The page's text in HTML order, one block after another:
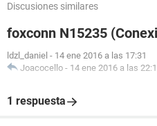
Discusiones similares
foxconn N15235
ldzl_daniel - 14 ene 2016 a las 17:31
Joacocello - 14 ene 2016 a las
1 respuesta